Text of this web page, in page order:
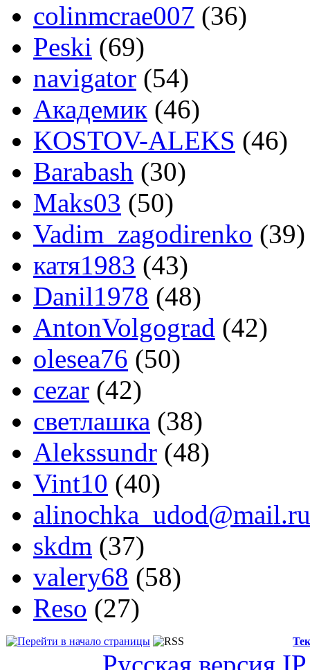
colinmcrae007 (36)
Peski (69)
navigator (54)
Академик (46)
KOSTOV-ALEKS (46)
Barabash (30)
Maks03 (50)
Vadim_zagodirenko (39)
катя1983 (43)
Danil1978 (48)
AntonVolgograd (42)
olesea76 (50)
cezar (42)
светлашка (38)
Alekssundr (48)
Vint10 (40)
alinochka_udod@mail.ru
skdm (37)
valery68 (58)
Reso (27)